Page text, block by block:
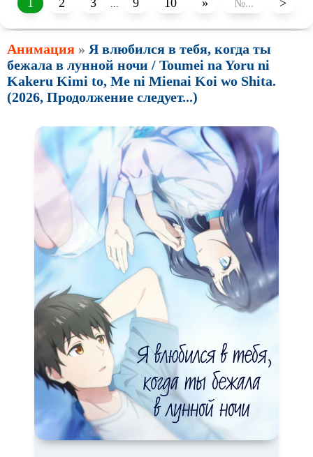
Аниме Антиутопия
Врачи Гении
Индийское кино Киберпанк
Маги и Волшебники Наркотики
Новогодние Основанное нареальных
событиях
Параллельные миры
Перевод Гоблина
Перевод Кубик в Кубе ПереводКураж-Бамбей
Пеплум Подростковаяжестокость
Постапокалипсис Призраки
Про акул Про апокалипсис
Про богов Про богатых
Про вампиров Про ведьм
Про викингов Про выживание
Про гангстеров Про гонки
Про деревню Про динозавров
Про драконов Про животных
1 2 3 ... 9 10 » >
Анимация » Я влюбился в тебя, когда ты
бежала в лунной ночи / Toumei na Yoru ni
Kakeru Kimi to, Me ni Mienai Koi wo Shita.
(2026, Продолжение следует...)